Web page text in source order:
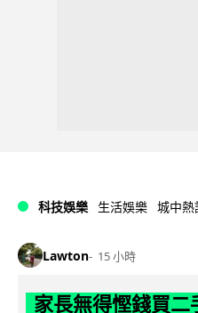
科技娛樂 生活娛樂 城中熱
Lawton 15 小時
家長無得慳錢買二